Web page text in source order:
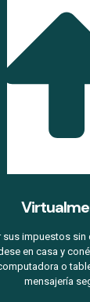
sus impuestos
en casa y
o
mensajería